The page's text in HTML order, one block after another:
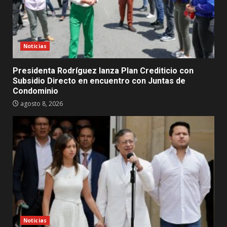
Noticias
Presidenta Rodríguez lanza Plan Crediticio con
Subsidio Directo en encuentro con Juntas de
Condominio
agosto 8, 2026
Noticias